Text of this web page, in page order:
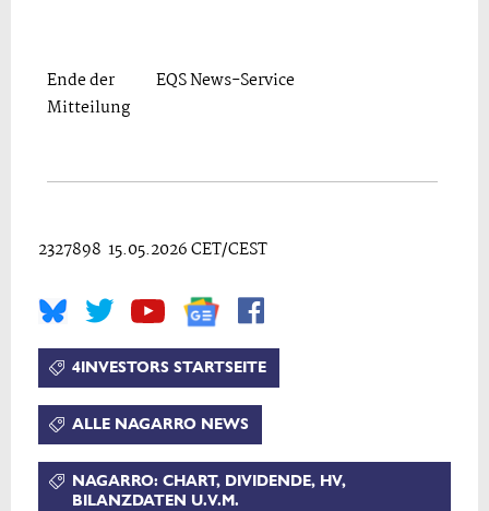
Ende der
Mitteilung
EQS News-Service
2327898 15.05.2026 CET/CEST
4INVESTORS STARTSEITE
ALLE NAGARRO NEWS
NAGARRO: CHART, DIVIDENDE, HV,
BILANZDATEN U.V.M.